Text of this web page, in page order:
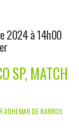
2024 à 14h00
SP, MATCH
ADHEMAR DE BARROS